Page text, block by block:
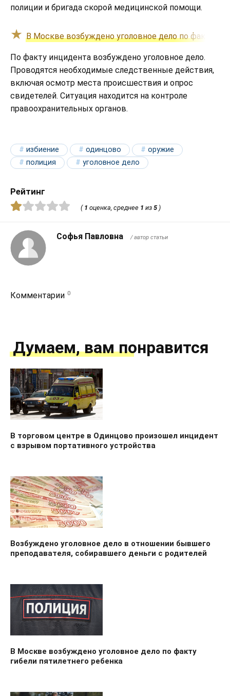
полиции и бригада скорой медицинской помощи.
В Москве возбуждено уголовное дело по факту
По факту инцидента возбуждено уголовное дело.
Проводятся необходимые следственные действия,
включая осмотр места происшествия и опрос
свидетелей. Ситуация находится на контроле
правоохранительных органов.
избиение одинцово
оружие
полиция
уголовное дело
Рейтинг
( 1 оценка, среднее 1 из 5)
Софья Павловна / автор статьи
Комментарии 0
Думаем, вам понравится
В торговом центре в Одинцово произошел инцидент
с взрывом портативного устройства
Возбуждено уголовное дело в отношении бывшего
преподавателя, собиравшего деньги с родителей
В Москве возбуждено уголовное дело по факту
гибели пятилетнего ребенка